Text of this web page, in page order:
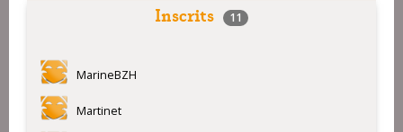
Inscrits 11
MarineBZH
Martinet